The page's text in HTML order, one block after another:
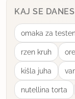
30.8.2013 ob 16:16
nič se ne
pokuha.
uporabno
KAJ SE
omaka za
rzen kruh
kišla juha
nutellina torta